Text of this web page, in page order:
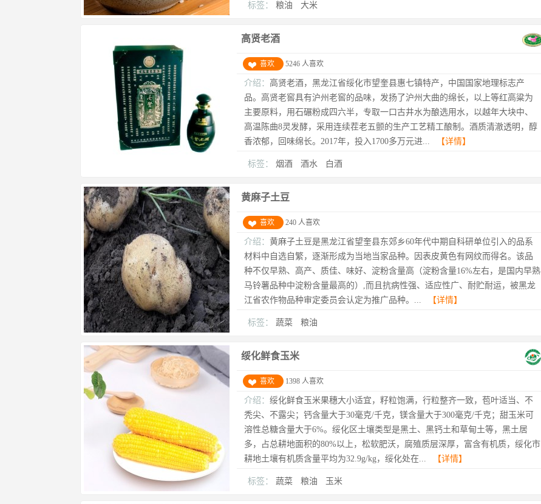
标签： 粮油 大米
高贤老酒
喜欢 5246 人喜欢
介绍： 高贤老酒，黑龙江省绥化市望奎县惠七镇特产，中国国家地理标志产
品。高贤老窖具有沪州老窖的品味，发扬了沪州大曲的绵长，以上等红高粱为
主要原料，用石碾粉成四六半，专取一口古井水为酿选用水，以越年大块中、
高温陈曲8灵发酵，采用连续茬老五颤的生产工艺精工酿制。酒质清澈透明，醇
香浓郁，回味绵长。2017年，投入1700多万元进...
【详情】
标签： 烟酒 酒水 白酒
黄麻子土豆
喜欢 240 人喜欢
介绍： 黄麻子土豆是黑龙江省望奎县东郊乡60年代中期自科研单位引入的品系
材料中自选自繁，逐渐形成为当地当家品种。因表皮黄色有网纹而得名。该品
种不仅早熟、高产、质佳、味好、淀粉含量高（淀粉含量16%左右，是国内早熟
马铃薯品种中淀粉含量最高的）,而且抗病性强、适应性广、耐贮耐运，被黑龙
江省农作物品种审定委员会认定为推广品种。...
【详情】
标签： 蔬菜 粮油
绥化鲜食玉米
喜欢 1398 人喜欢
介绍： 绥化鲜食玉米果穗大小适宜，籽粒饱满，行粒整齐一致，苞叶适当、不
秃尖、不露尖；钙含量大于30毫克/千克，镁含量大于300毫克/千克；甜玉米可
溶性总糖含量大于6%。绥化区土壤类型是黑土、黑钙土和草甸土等，黑土居
多，占总耕地面积的80%以上，松软肥沃，腐殖质层深厚，富含有机质，绥化市
耕地土壤有机质含量平均为32.9g/kg，绥化处在...
【详情】
标签： 蔬菜 粮油 玉米